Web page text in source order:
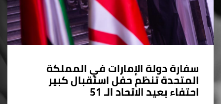
سفارة دولة الإمارات في المملكة
المتحدة تنظم حفل استقبال كبير
احتفاء بعيد الاتحاد الـ 51